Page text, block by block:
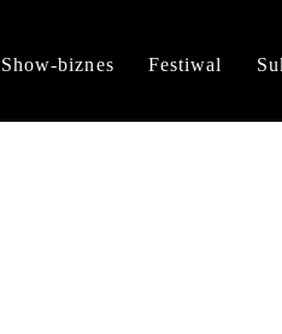
Show-biznes Festiwal